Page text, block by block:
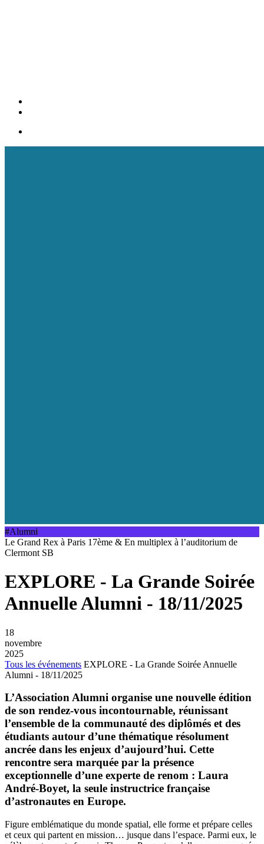
#Alumni
Le Grand Rex à Paris 17ème & En multiplex à l’auditorium de
Clermont SB
EXPLORE - La Grande Soirée
Annuelle Alumni - 18/11/2025
18
novembre
2025
Tous les événements EXPLORE - La Grande Soirée Annuelle
Alumni - 18/11/2025
L’Association Alumni organise une nouvelle édition
de son rendez-vous incontournable, réunissant
l’ensemble de la communauté des diplômés et des
étudiants autour d’une thématique résolument
ancrée dans les enjeux d’aujourd’hui. Cette
rencontre sera marquée par la présence
exceptionnelle d’une experte de renom : Laura
André-Boyet, la seule instructrice française
d’astronautes en Europe.
Figure emblématique du monde spatial, elle forme et prépare celles
et ceux qui partent en mission… jusque dans l’espace. Parmi eux, le